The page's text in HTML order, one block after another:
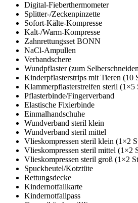
Digital-Fieberthermometer
Splitter-/Zeckenpinzette
Sofort-Kälte-Kompresse
Kalt-/Warm-Kompresse
Zahnrettungsset BONN
NaCl-Ampullen
Verbandschere
Wundpflaster (zum
Kinderpflasterstrips mit Tieren (10
Klammerpflasterstreifen steril (1×5
Pflasterbinde/Fingerverband
Elastische Fixierbinde
Einmalhandschuhe
Wundverband steril klein
Wundverband steril mittel
Vlieskompressen steril klein (1×2
Vlieskompressen steril mittel (1×2
Vlieskompressen steril groß (1×2
Spuckbeutel/Kotztüte
Rettungsdecke
Kindernotfallkarte
Kindernotfallpass